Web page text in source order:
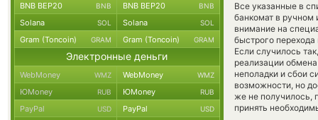
Все указанные в
банкомат в ручном
внимание на
быстрого
Если случилось
реализации
неполадки и сбои
возможности, но
же не получилось,
принять
BNB BEP20 BNB BNB BEP20 BNB
Solana SOL Solana SOL
Gram (Toncoin) GRAM Gram (Toncoin) GRAM
Электронные деньги
WebMoney WMZ WebMoney WMZ
ЮMoney RUB ЮMoney RUB
PayPal USD PayPal USD